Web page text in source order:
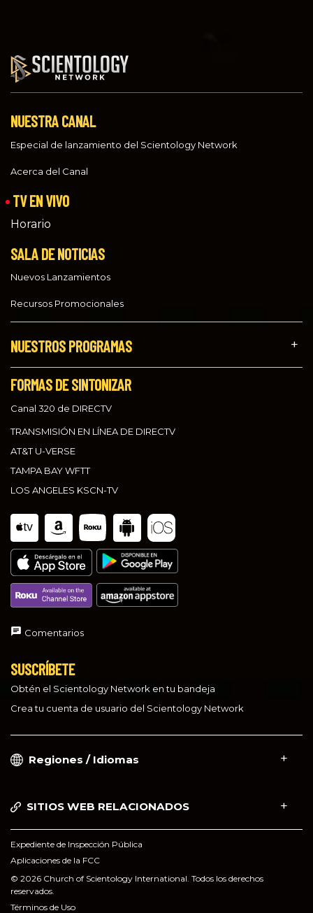
NUESTRA CANAL
Especial de lanzamiento del Scientology Network
Acerca del Canal
TV EN VIVO
Horario
SALA DE NOTICIAS
Nuevos Lanzamientos
Recursos Promocionales
NUESTROS PROGRAMAS
FORMAS DE SINTONIZAR
Canal 320 de DIRECTV
TRANSMISIÓN EN LÍNEA DE DIRECTV
AT&T U-VERSE
TAMPA BAY WFTT
LOS ANGELES KSCN-TV
Comentarios
SUSCRÍBETE
Obtén el Scientology Network en tu bandeja
Crea tu cuenta de usuario del Scientology Network
Regiones / Idiomas
SITIOS WEB RELACIONADOS
Expediente de Inspección Pública
Aplicaciones de la FCC
© 2026 Church of Scientology International. Todos los derechos
reservados.
Términos de Uso